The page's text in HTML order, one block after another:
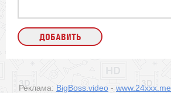
Реклама: BigBoss.video - www.24xxx.me